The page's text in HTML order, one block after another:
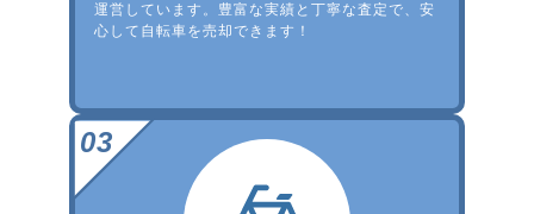
運営しています。豊富な実績と丁寧な査定で、安
心して自転車を売却できます！